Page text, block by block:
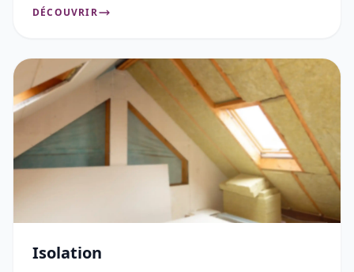
DÉCOUVRIR
Isolation